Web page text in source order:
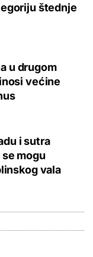
štednje
u drugom
većine
i sutra
mogu
vala